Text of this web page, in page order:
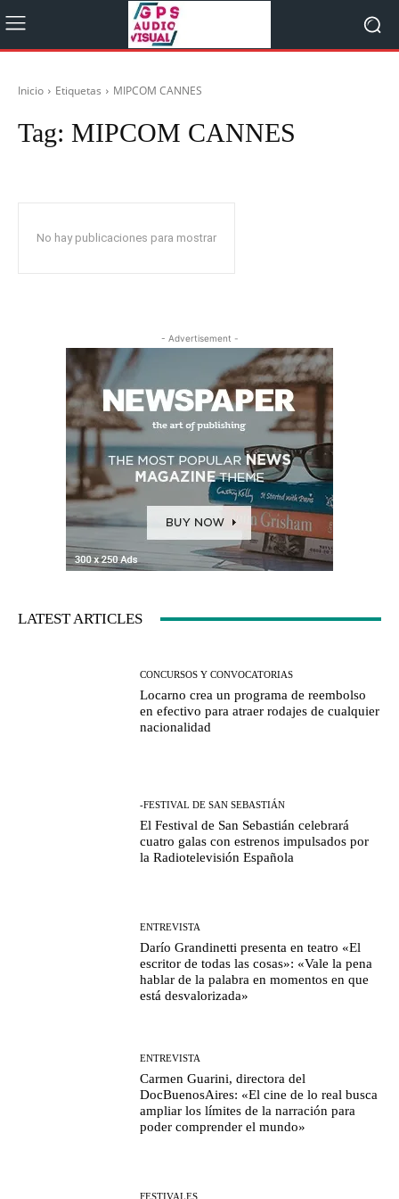
Inicio Etiquetas MIPCOM CANNES
Tag: MIPCOM CANNES
No hay publicaciones para mostrar
- Advertisement -
LATEST ARTICLES
CONCURSOS Y CONVOCATORIAS
Locarno crea un programa de reembolso
en efectivo para atraer rodajes de cualquier
nacionalidad
-FESTIVAL DE SAN SEBASTIÁN
El Festival de San Sebastián celebrará
cuatro galas con estrenos impulsados por
la Radiotelevisión Española
ENTREVISTA
Darío Grandinetti presenta en teatro «El
escritor de todas las cosas»: «Vale la pena
hablar de la palabra en momentos en que
está desvalorizada»
ENTREVISTA
Carmen Guarini, directora del
DocBuenosAires: «El cine de lo real busca
ampliar los límites de la narración para
poder comprender el mundo»
FESTIVALES